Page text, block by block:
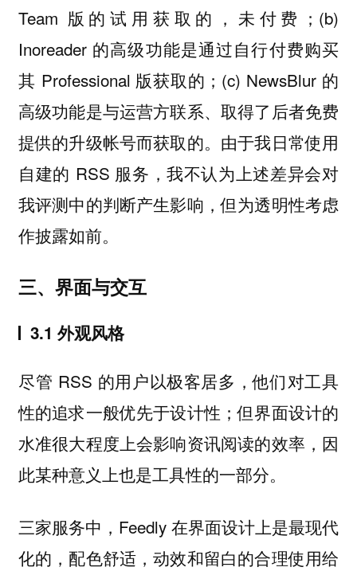
Team 版的试用获取的，未付费；(b)
Inoreader 的高级功能是通过自行付费购买
其 Professional 版获取的；(c) NewsBlur 的
高级功能是与运营方联系、取得了后者免费
提供的升级帐号而获取的。由于我日常使用
自建的 RSS 服务，我不认为上述差异会对
我评测中的判断产生影响，但为透明性考虑
作披露如前。
三、界面与交互
3.1 外观风格
尽管 RSS 的用户以极客居多，他们对工具
性的追求一般优先于设计性；但界面设计的
水准很大程度上会影响资讯阅读的效率，因
此某种意义上也是工具性的一部分。
三家服务中，Feedly 在界面设计上是最现代
化的，配色舒适，动效和留白的合理使用给